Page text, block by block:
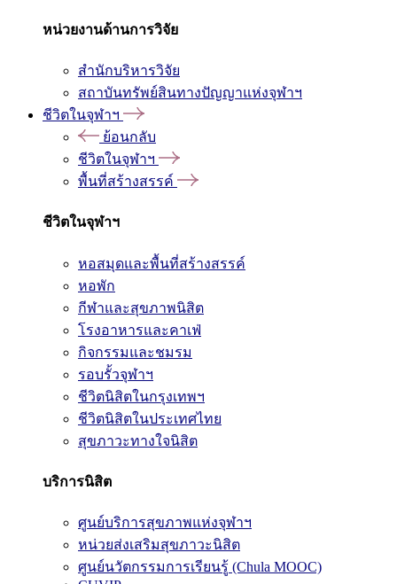
หน่วยงานด้านการวิจัย
สำนักบริหารวิจัย
สถาบันทรัพย์สินทางปัญญาแห่งจุฬาฯ
ชีวิตในจุฬาฯ
ย้อนกลับ
ชีวิตในจุฬาฯ
พื้นที่สร้างสรรค์
ชีวิตในจุฬาฯ
หอสมุดและพื้นที่สร้างสรรค์
หอพัก
กีฬาและสุขภาพนิสิต
โรงอาหารและคาเฟ่
กิจกรรมและชมรม
รอบรั้วจุฬาฯ
ชีวิตนิสิตในกรุงเทพฯ
ชีวิตนิสิตในประเทศไทย
สุขภาวะทางใจนิสิต
บริการนิสิต
ศูนย์บริการสุขภาพแห่งจุฬาฯ
หน่วยส่งเสริมสุขภาวะนิสิต
ศูนย์นวัตกรรมการเรียนรู้ (Chula MOOC)